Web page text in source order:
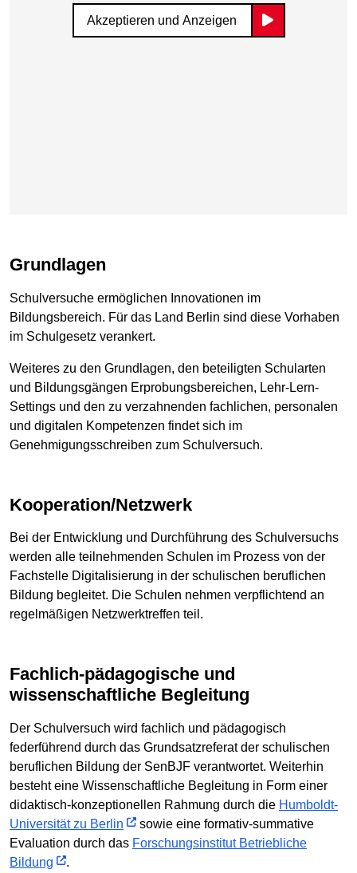
Akzeptieren und Anzeigen
Grundlagen
Schulversuche ermöglichen Innovationen im
Bildungsbereich. Für das Land Berlin sind diese Vorhaben
im Schulgesetz verankert.
Weiteres zu den Grundlagen, den beteiligten Schularten
und Bildungsgängen Erprobungsbereichen, Lehr-Lern-
Settings und den zu verzahnenden fachlichen, personalen
und digitalen Kompetenzen findet sich im
Genehmigungsschreiben zum Schulversuch.
Kooperation/Netzwerk
Bei der Entwicklung und Durchführung des Schulversuchs
werden alle teilnehmenden Schulen im Prozess von der
Fachstelle Digitalisierung in der schulischen beruflichen
Bildung begleitet. Die Schulen nehmen verpflichtend an
regelmäßigen Netzwerktreffen teil.
Fachlich-pädagogische und
wissenschaftliche Begleitung
Der Schulversuch wird fachlich und pädagogisch
federführend durch das Grundsatzreferat der schulischen
beruflichen Bildung der SenBJF verantwortet. Weiterhin
besteht eine Wissenschaftliche Begleitung in Form einer
didaktisch-konzeptionellen Rahmung durch die Humboldt-
Universität zu Berlin
sowie eine formativ-summative
Evaluation durch das Forschungsinstitut Betriebliche
Bildung
.